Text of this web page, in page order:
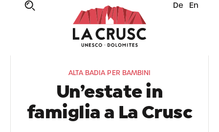
De En
ALTA BADIA PER BAMBINI
Un’estate in
famiglia a La Crusc